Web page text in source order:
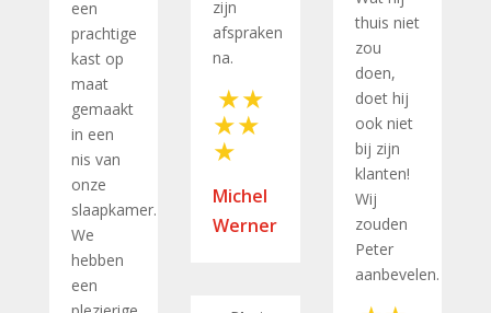
zijn
afspraken
na.
Michel
Werner
thuis niet
zou
doen,
doet hij
ook niet
bij zijn
klanten!
Wij
zouden
Peter
aanbevelen.
een
prachtige
kast op
maat
gemaakt
in een
nis van
onze
slaapkamer.
We
hebben
een